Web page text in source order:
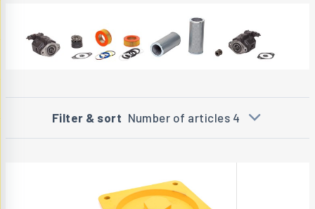
Filter & sort Number of articles 4